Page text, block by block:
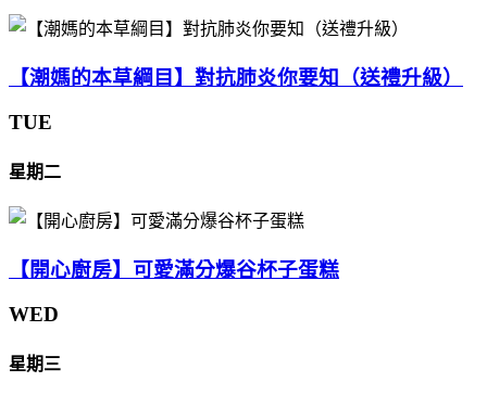
【潮媽的本草綱目】對抗肺炎你要知（送禮升級）
TUE
星期二
【開心廚房】可愛滿分爆谷杯子蛋糕
WED
星期三